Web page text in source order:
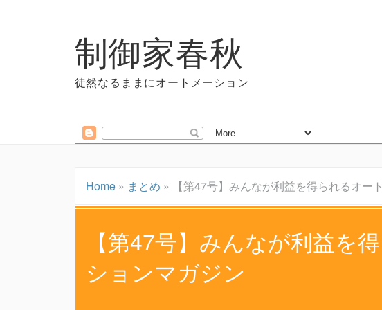
制御家春秋
徒然なるままにオートメーション
Home» まとめ » 【第47号】みんなが利益を得られるオー
【第47号】みんなが利益を
ションマガジン